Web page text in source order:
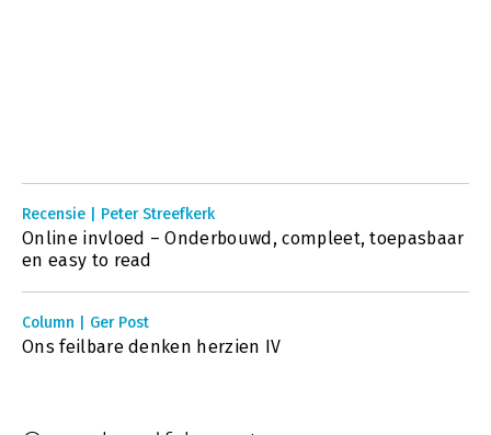
Recensie | Peter Streefkerk
Online invloed – Onderbouwd, compleet, toepasbaar
en easy to read
Column | Ger Post
Ons feilbare denken herzien IV